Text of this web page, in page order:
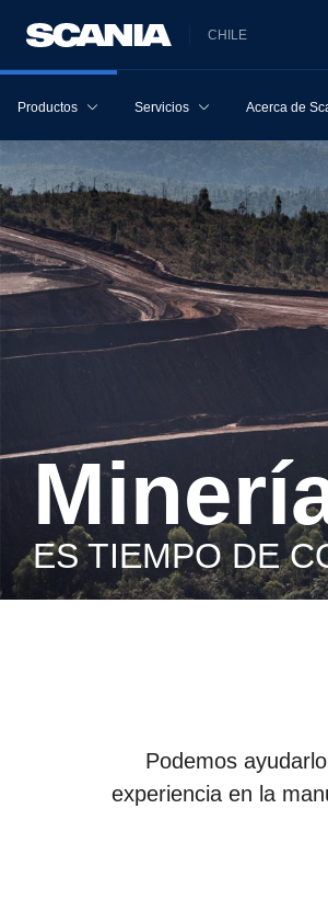
CHILE
Productos Servicios Acerca de
ES TIEMPO DE
Podemos
experiencia en la